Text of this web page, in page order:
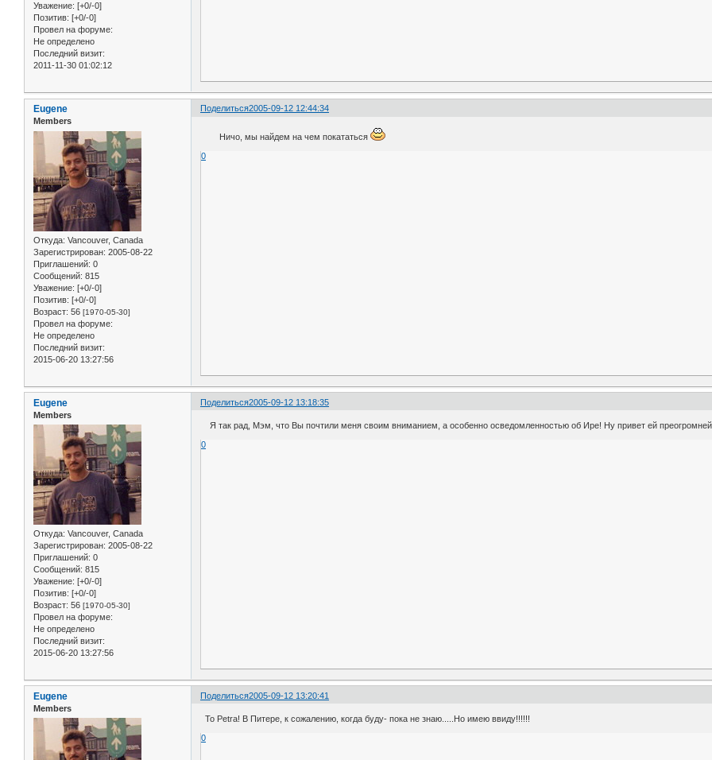
Уважение: [+0/-0]
Позитив: [+0/-0]
Провел на форуме:
Не определено
Последний визит:
2011-11-30 01:02:12
Поделиться2005-09-12 12:44:34
Eugene
Members
Откуда: Vancouver, Canada
Зарегистрирован: 2005-08-22
Приглашений: 0
Сообщений: 815
Уважение: [+0/-0]
Позитив: [+0/-0]
Возраст: 56 [1970-05-30]
Провел на форуме:
Не определено
Последний визит:
2015-06-20 13:27:56
Ничо, мы найдем на чем покататься
0
Поделиться2005-09-12 13:18:35
Eugene
Members
Откуда: Vancouver, Canada
Зарегистрирован: 2005-08-22
Приглашений: 0
Сообщений: 815
Уважение: [+0/-0]
Позитив: [+0/-0]
Возраст: 56 [1970-05-30]
Провел на форуме:
Не определено
Последний визит:
2015-06-20 13:27:56
Я так рад, Мэм, что Вы почтили меня своим вниманием, а особенно осведомленностью об Ире! Ну привет ей
0
Поделиться2005-09-12 13:20:41
Eugene
Members
To Petra! В Питере, к сожалению, когда буду- пока не знаю.....Но имею ввиду!!!!!!
0